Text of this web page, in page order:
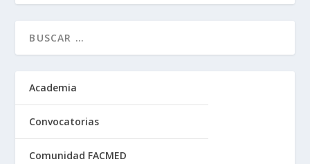
Academia
Convocatorias
Comunidad FACMED